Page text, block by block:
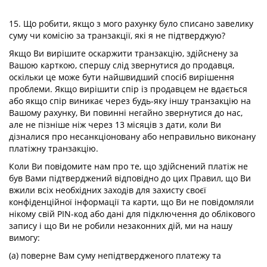
15. Що робити, якщо з мого рахунку було списано завелику
суму чи комісію за транзакції, які я не підтверджую?
Якщо Ви вирішите оскаржити транзакцію, здійснену за
Вашою карткою, спершу слід звернутися до продавця,
оскільки це може бути найшвидший спосіб вирішення
проблеми. Якщо вирішити спір із продавцем не вдається
або якщо спір виникає через будь-яку іншу транзакцію на
Вашому рахунку, Ви повинні негайно звернутися до нас,
але не пізніше ніж через 13 місяців з дати, коли Ви
дізналися про несанкціоновану або неправильно виконану
платіжну транзакцію.
Коли Ви повідомите нам про те, що здійснений платіж не
був Вами підтверджений відповідно до цих Правил, що Ви
вжили всіх необхідних заходів для захисту своєї
конфіденційної інформації та карти, що Ви не повідомляли
нікому свій PIN-код або дані для підключення до облікового
запису і що Ви не робили незаконних дій, ми на нашу
вимогу:
(a) поверне Вам суму непідтвердженого платежу та